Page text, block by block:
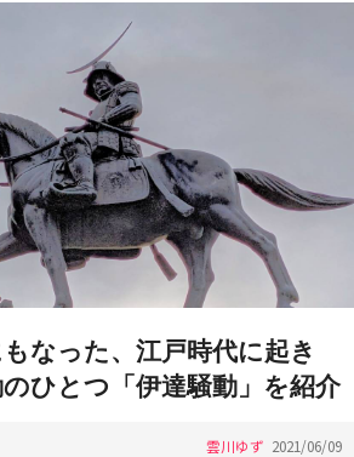
なった、江戸時代に起き
ひとつ「伊達騒動」を紹介
雲川ゆず 2021/06/09